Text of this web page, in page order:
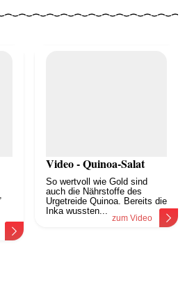
Video - Quinoa-Salat
So wertvoll wie Gold sind
auch die Nährstoffe des
Urgetreide Quinoa. Bereits die
Inka wussten...
zum Video